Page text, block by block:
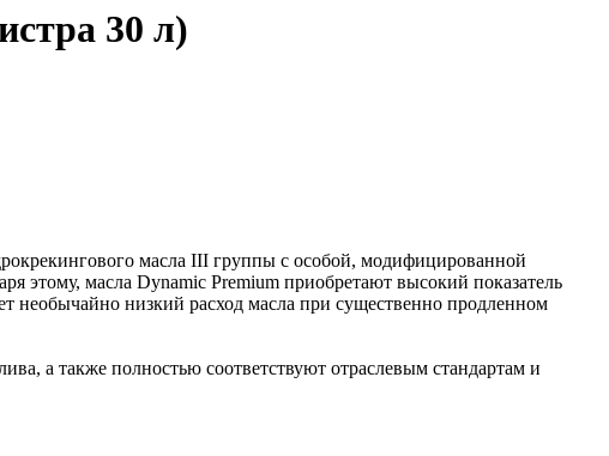
30 л)
масла III группы с особой, модифицированной
этому, масла Dynamic Premium приобретают высокий показатель
необычайно низкий расход масла при существенно продленном
а также полностью соответствуют отраслевым стандартам и